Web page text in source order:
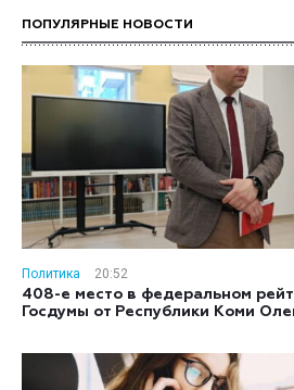
ПОПУЛЯРНЫЕ НОВОСТИ
Политика
20:52
408-е место в федеральном
Госдумы от Республики Коми